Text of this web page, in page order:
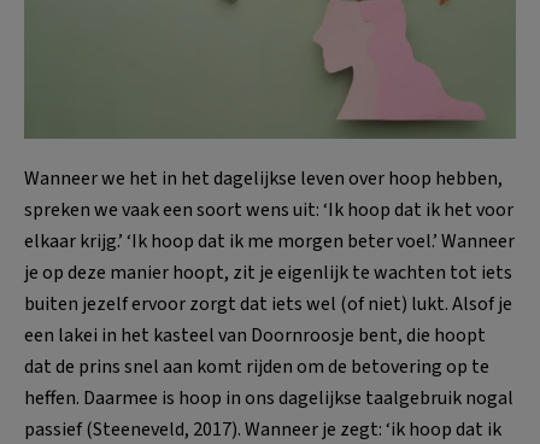
Wanneer we het in het dagelijkse leven over hoop hebben,
spreken we vaak een soort wens uit: ‘Ik hoop dat ik het voor
elkaar krijg.’ ‘Ik hoop dat ik me morgen beter voel.’ Wanneer
je op deze manier hoopt, zit je eigenlijk te wachten tot iets
buiten jezelf ervoor zorgt dat iets wel (of niet) lukt. Alsof je
een lakei in het kasteel van Doornroosje bent, die hoopt
dat de prins snel aan komt rijden om de betovering op te
heffen. Daarmee is hoop in ons dagelijkse taalgebruik nogal
passief (Steeneveld, 2017). Wanneer je zegt: ‘ik hoop dat ik